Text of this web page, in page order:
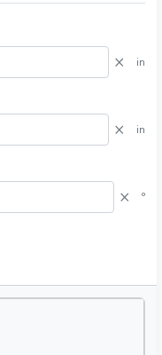
× in
× in
× °